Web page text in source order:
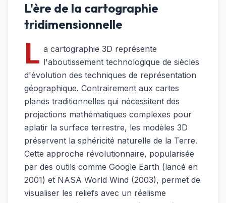
L'ère de la cartographie
tridimensionnelle
L a cartographie 3D représente
l'aboutissement technologique de siècles
d'évolution des techniques de représentation
géographique. Contrairement aux cartes
planes traditionnelles qui nécessitent des
projections mathématiques complexes pour
aplatir la surface terrestre, les modèles 3D
préservent la sphéricité naturelle de la Terre.
Cette approche révolutionnaire, popularisée
par des outils comme Google Earth (lancé en
2001) et NASA World Wind (2003), permet de
visualiser les reliefs avec un réalisme